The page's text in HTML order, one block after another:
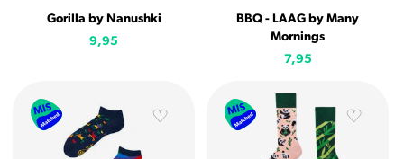
Gorilla by Nanushki
9,95
BBQ - LAAG by Many
Mornings
7,95